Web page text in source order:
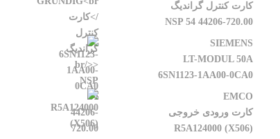
کارت کنترل گراندیگ
NSP 54 44206-720.00
SIEMENS
LT-MODUL 50A
6SN1123-1AA00-0CA0
EMCO
کارت ورودی خروجی
R5A124000 (X506)